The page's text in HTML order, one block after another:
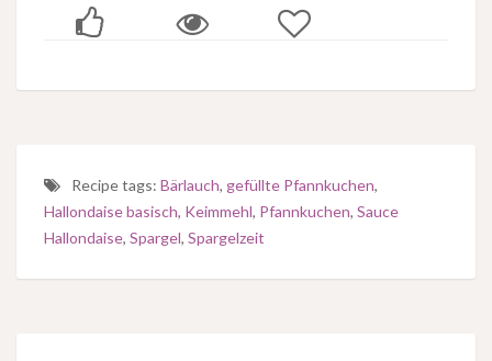
Recipe tags: Bärlauch, gefüllte Pfannkuchen,
Hallondaise basisch, Keimmehl, Pfannkuchen, Sauce
Hallondaise, Spargel, Spargelzeit